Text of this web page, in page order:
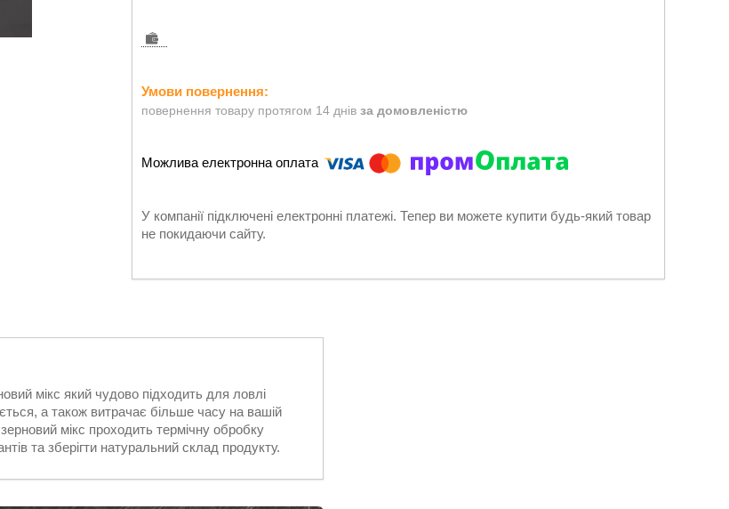
повернення товару протягом 14 днів за домовленістю
У компанії підключені електронні платежі. Тепер ви можете купити будь-який товар
не покидаючи сайту.
мікс який чудово підходить для ловлі
а також витрачає більше часу на вашій
мікс проходить термічну обробку
та зберігти натуральний склад продукту.